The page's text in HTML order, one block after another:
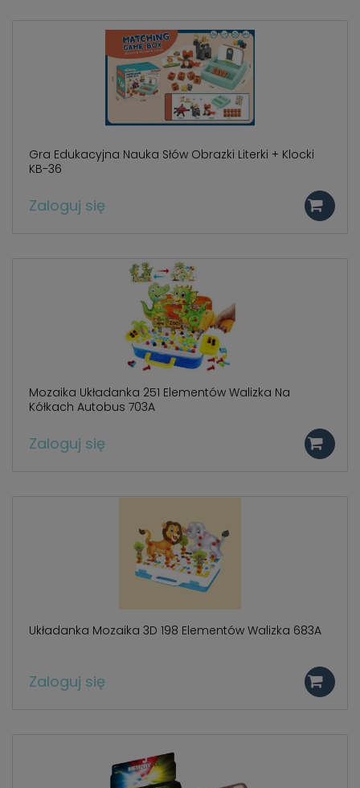
Gra Edukacyjna Nauka Słów Obrazki Literki + Klocki
KB-36
Zaloguj się
Mozaika Układanka 251 Elementów Walizka Na
Kółkach Autobus 703A
Zaloguj się
Układanka Mozaika 3D 198 Elementów Walizka 683A
Zaloguj się